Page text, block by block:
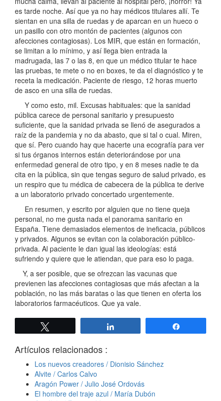
es tarde noche. Así que ya no hay médicos titulares allí. Te
sientan en una silla de ruedas y de aparcan en un hueco o
un pasillo con otro montón de pacientes (algunos con
afecciones contagiosas). Los MIR, que están en formación,
se limitan a lo mínimo, y así llega bien entrada la
madrugada, las 7 o las 8, en que un médico titular te hace
las pruebas, te mete o no en boxes, te da el diagnóstico y te
receta la medicación. Paciente de riesgo, 12 horas muerto
de asco en una silla de ruedas.
Y como esto, mil. Excusas habituales: que la sanidad
pública carece de personal sanitario y presupuesto
suficiente, que la sanidad privada se llenó de asegurados a
raíz de la pandemia y no da abasto, que si tal o cual. Miren,
que sí. Pero cuando hay que hacerte una ecografía para ver
si tus órganos internos están deteriorándose por una
enfermedad general de otro tipo, y en 8 meses nadie te da
cita en la pública, sin que tengas seguro de salud privado, es
un respiro que tu médica de cabecera de la pública te derive
a un laboratorio privado concertado urgentemente.
En resumen, y escrito por alguien que no tiene queja
personal, no me gusta nada el panorama sanitario en
España. Tiene demasiados elementos de ineficacia, públicos
y privados. Algunos se evitan con la colaboración público-
privada. Al paciente le dan igual las ideologías: está
sufriendo y quiere que le atiendan, que para eso lo paga.
Y, a ser posible, que se ofrezcan las vacunas que
previenen las afecciones contagiosas que más afectan a la
población, no las más baratas o las que tienen en oferta los
laboratorios farmacéuticos. Que ya vale.
Artículos relacionados :
Los nuevos creadores / Dionisio Sánchez
Alvite / Carlos Calvo
Aragón Power / Julio José Ordovás
El hombre del traje azul / María Dubón